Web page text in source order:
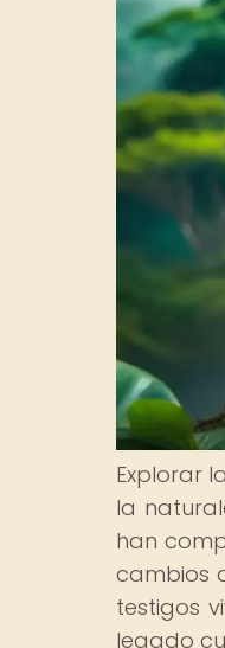
Explorar
la
han
cambios
testigos
legado